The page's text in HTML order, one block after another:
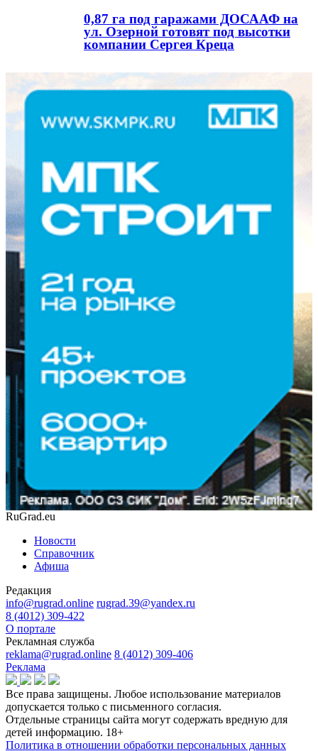
0,87 га под гаражами ДОСААФ на
ул. Озерной готовят под высотки
компании Сергея Креца
RuGrad.eu
Новости
Справочник
Афиша
Редакция
info@rugrad.online rugrad.39@yandex.ru
8 (4012) 309-422
О портале
Рекламная служба
reklama@rugrad.online 8 (4012) 309-406
Реклама
Все права защищены. Любое использование материалов
допускается только с письменного согласия.
Отдельные страницы сайта могут содержать вредную для
детей информацию. 18+
Политика в отношении обработки персональных данных